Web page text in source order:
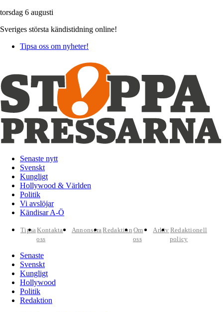
torsdag 6 augusti
Sveriges största kändistidning online!
Tipsa oss om nyheter!
Senaste nytt
Svenskt
Kungligt
Hollywood & Världen
Politik
Vi avslöjar
Kändisar A-Ö
TipsaKontakta
oss
AnnonseraRedaktion Om
oss
Arkiv Redaktionell
policy
Senaste
Svenskt
Kungligt
Hollywood
Politik
Redaktion